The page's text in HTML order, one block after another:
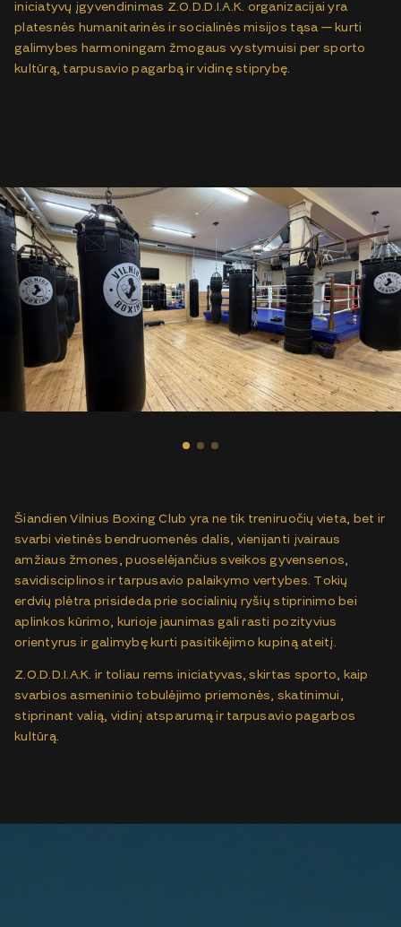
iniciatyvų įgyvendinimas Z.O.D.D.I.A.K. organizacijai yra
platesnės humanitarinės ir socialinės misijos tąsa — kurti
galimybes harmoningam žmogaus vystymuisi per sporto
kultūrą, tarpusavio pagarbą ir vidinę stiprybę.
Šiandien Vilnius Boxing Club yra ne tik treniruočių vieta, bet ir
svarbi vietinės bendruomenės dalis, vienijanti įvairaus
amžiaus žmones, puoselėjančius sveikos gyvensenos,
savidisciplinos ir tarpusavio palaikymo vertybes. Tokių
erdvių plėtra prisideda prie socialinių ryšių stiprinimo bei
aplinkos kūrimo, kurioje jaunimas gali rasti pozityvius
orientyrus ir galimybę kurti pasitikėjimo kupiną ateitį.
Z.O.D.D.I.A.K. ir toliau rems iniciatyvas, skirtas sporto, kaip
svarbios asmeninio tobulėjimo priemonės, skatinimui,
stiprinant valią, vidinį atsparumą ir tarpusavio pagarbos
kultūrą.